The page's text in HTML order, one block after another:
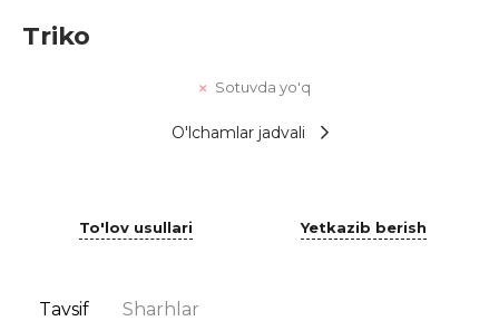
Triko
Sotuvda yo'q
O'lchamlar jadvali
To'lov usullari Yetkazib berish
Tavsif Sharhlar